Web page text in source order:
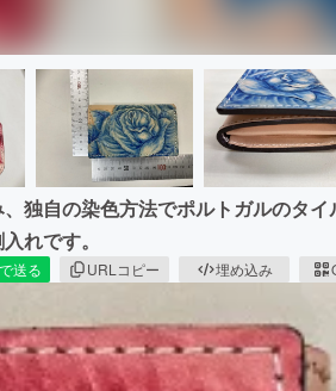
独自の染色方法でポルトガルのタ
れです。
送る URLコピー 埋め込み